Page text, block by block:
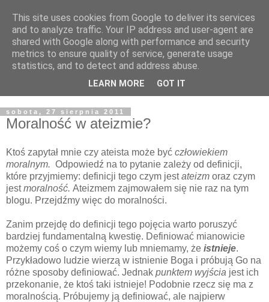
Żyjąc wiarą w REALNYM
świecie
Blog pastora Pawła Bartosika
sobota, 27 sierpnia 2011
Moralność w ateizmie?
Ktoś zapytał mnie czy ateista może być człowiekiem
moralnym. Odpowiedź na to pytanie zależy od definicji,
które przyjmiemy: definicji tego czym jestateizm oraz czym
jestmoralność. Ateizmem zajmowałem się nie raz na tym
blogu. Przejdźmy więc do moralności.
Zanim przejdę do definicji tego pojęcia warto poruszyć
bardziej fundamentalną kwestię. Definiować mianowicie
możemy coś o czym wiemy lub mniemamy, że istnieje.
Przykładowo ludzie wierzą w istnienie Boga i próbują Go na
różne sposoby definiować. Jednak punktem wyjścia jest ich
przekonanie, że ktoś taki istnieje! Podobnie rzecz się ma z
moralnością. Próbujemy ją definiować, ale najpierw
This site uses cookies from Google to deliver its services
and to analyze traffic. Your IP address and user-agent are
shared with Google along with performance and security
metrics to ensure quality of service, generate usage
statistics, and to detect and address abuse.
LEARN MORE GOT IT